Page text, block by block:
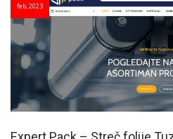
feb, 2023